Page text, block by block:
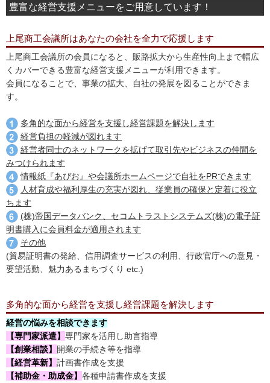
豊富な経営支援メニューをご用意しています！
上尾商工会議所はあなたの会社を全力で応援します
上尾商工会議所の会員になると、販路拡大から生産性向上まで幅広
くカバーできる豊富な経営支援メニューが利用できます。
会員になることで、事業の拡大、自社の発展を図ることができま
す。
多角的な面から経営を支援し経営課題を解決します
経営負担の軽減が図れます
経営者同士のネットワークを拡げて取引先やビジネスの仲間を
みつけられます
情報紙『あぴお』や会議所ホームページで自社をPRできます
人材育成や福利厚生の充実が図れ、従業員の確保と定着に役立
ちます
(株)帝国データバンク、セコムトラストシステムズ(株)の電子証
明書購入に会員料金が適用されます
その他
(貿易証明書の発給、信用調査サービスの利用、行政官庁への意見・
要望活動、魅力あるまちづくり etc.)
多角的な面から経営を支援し経営課題を解決します
経営の悩みを相談できます
【専門家派遣】 専門家を活用し助言指導
【創業相談】
開業の手続き等を指導
【経営革新】 計画書作成を支援
【補助金・助成金】 各種申請書作成を支援